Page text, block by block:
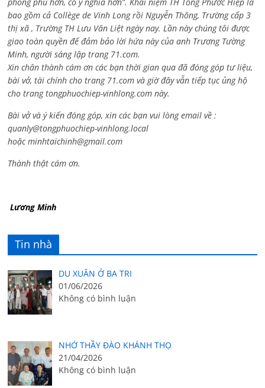
phong phú hơn, có ý nghĩa hơn”. Khái niệm TH Tống Phước Hiệp là
bao gồm cả Collège de Vinh Long rồi Nguyễn Thông, Trường cấp 3
thị xã , Trường TH Lưu Văn Liệt ngày nay. Lần này chúng tôi được
giao toàn quyền để đảm bảo lời hứa này của anh Trương Tường
Minh, người sáng lập trang 71.com.
Xin chân thành cám ơn các bạn thời gian qua đã đóng góp tư liệu,
bài vở, tài chính cho trang 71.com và giờ đây vẫn tiếp tục ủng hộ
cho trang tongphuochiep-vinhlong.com này.
Bài vở và ý kiến đóng góp, xin các bạn vui lòng email về :
quanly@tongphuochiep-vinhlong.local
hoặcminhtaichinh@gmail.com
Thành thật cám ơn.
Lương Minh
Tin nhà
DU XUÂN Ở BA TRI
01/06/2026
Không có bình luận
NHỚ THẦY ĐÀO KHÁNH THỌ
21/04/2026
Không có bình luận